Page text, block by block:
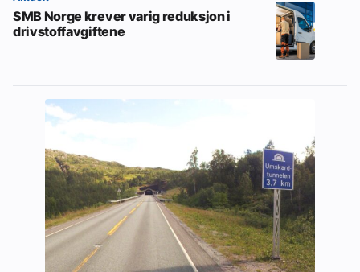
SMB Norge krever varig reduksjon i
drivstoffavgiftene